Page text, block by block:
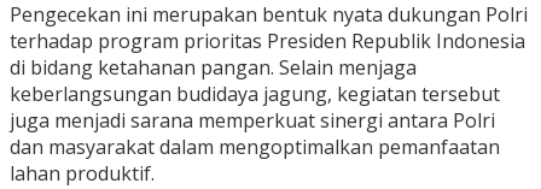
Pengecekan ini merupakan bentuk nyata dukungan Polri
terhadap program prioritas Presiden Republik Indonesia
di bidang ketahanan pangan. Selain menjaga
keberlangsungan budidaya jagung, kegiatan tersebut
juga menjadi sarana memperkuat sinergi antara Polri
dan masyarakat dalam mengoptimalkan pemanfaatan
lahan produktif.